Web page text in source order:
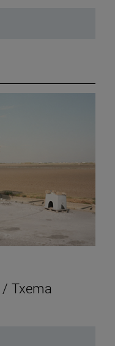
/ Txema